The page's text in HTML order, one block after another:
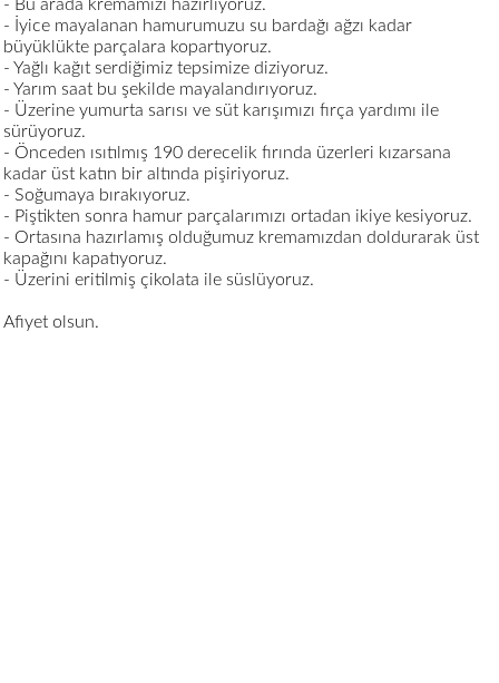
- Bu arada kremamızı hazırlıyoruz.
- İyice mayalanan hamurumuzu su bardağı ağzı kadar
büyüklükte parçalara kopartıyoruz.
- Yağlı kağıt serdiğimiz tepsimize diziyoruz.
- Yarım saat bu şekilde mayalandırıyoruz.
- Üzerine yumurta sarısı ve süt karışımızı fırça yardımı ile
sürüyoruz.
- Önceden ısıtılmış 190 derecelik fırında üzerleri kızarsana
kadar üst katın bir altında pişiriyoruz.
- Soğumaya bırakıyoruz.
- Piştikten sonra hamur parçalarımızı ortadan ikiye kesiyoruz.
- Ortasına hazırlamış olduğumuz kremamızdan doldurarak üst
kapağını kapatıyoruz.
- Üzerini eritilmiş çikolata ile süslüyoruz.
Afiyet olsun.